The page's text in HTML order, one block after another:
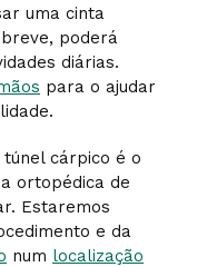
uma cinta
poderá
diárias.
para o ajudar
cárpico é o
ortopédica de
Estaremos
e da
num localização